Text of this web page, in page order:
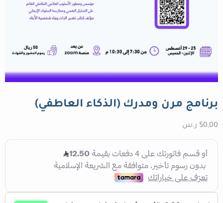
برنامج مرن ومدرك (الذكاء العاطفي)
50,00 ر.س